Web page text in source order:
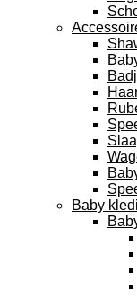
Baby